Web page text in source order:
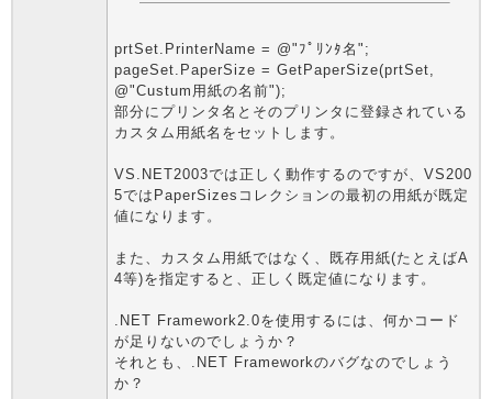
prtSet.PrinterName = @"ﾌﾟﾘﾝﾀ名";
pageSet.PaperSize = GetPaperSize(prtSet,
@"Custum用紙の名前");
部分にプリンタ名とそのプリンタに登録されている
カスタム用紙名をセットします。
VS.NET2003では正しく動作するのですが、VS200
5ではPaperSizesコレクションの最初の用紙が既定
値になります。
また、カスタム用紙ではなく、既存用紙(たとえばA
4等)を指定すると、正しく既定値になります。
.NET Framework2.0を使用するには、何かコード
が足りないのでしょうか？
それとも、.NET Frameworkのバグなのでしょう
か？